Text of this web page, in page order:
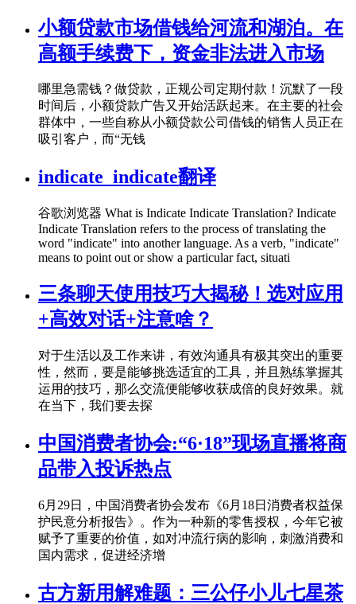
小额贷款市场借钱给河流和湖泊。在
高额手续费下，资金非法进入市场
哪里急需钱？做贷款，正规公司定期付款！沉默了一段
时间后，小额贷款广告又开始活跃起来。在主要的社会
群体中，一些自称从小额贷款公司借钱的销售人员正在
吸引客户，而“无钱
indicate_indicate翻译
谷歌浏览器 What is Indicate Indicate Translation? Indicate
Indicate Translation refers to the process of translating the
word "indicate" into another language. As a verb, "indicate"
means to point out or show a particular fact, situati
三条聊天使用技巧大揭秘！选对应用
+高效对话+注意啥？
对于生活以及工作来讲，有效沟通具有极其突出的重要
性，然而，要是能够挑选适宜的工具，并且熟练掌握其
运用的技巧，那么交流便能够收获成倍的良好效果。就
在当下，我们要去探
中国消费者协会:“6·18”现场直播将商
品带入投诉热点
6月29日，中国消费者协会发布《6月18日消费者权益保
护民意分析报告》。作为一种新的零售授权，今年它被
赋予了重要的价值，如对冲流行病的影响，刺激消费和
国内需求，促进经济增
古方新用解难题：三公仔小儿七星茶